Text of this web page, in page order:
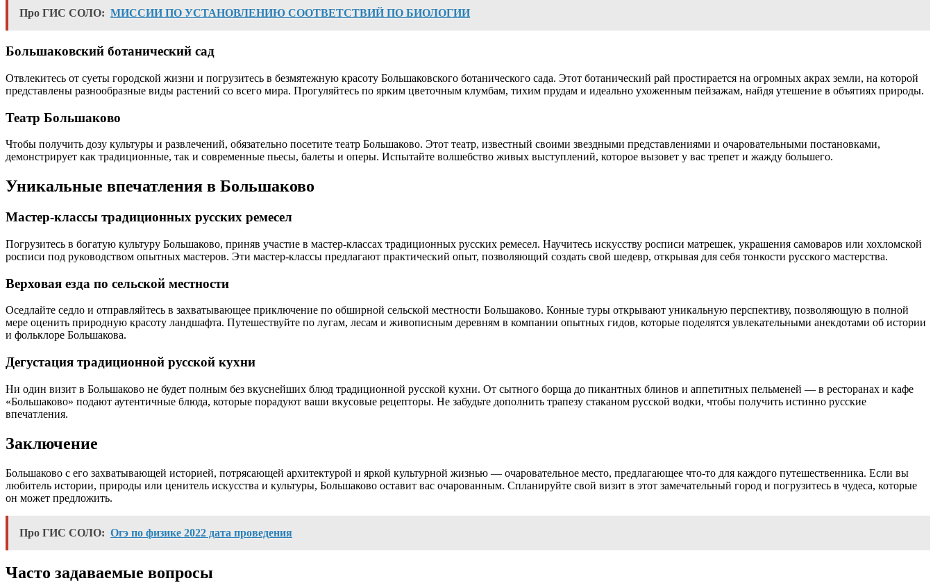
Про ГИС СОЛО: МИССИИ ПО УСТАНОВЛЕНИЮ СООТВЕТСТВИЙ ПО БИОЛОГИИ
Большаковский ботанический сад
Отвлекитесь от суеты городской жизни и погрузитесь в безмятежную красоту Большаковского ботанического сада. Этот ботанический рай простирается на огромных акрах земли, на которой
представлены разнообразные виды растений со всего мира. Прогуляйтесь по ярким цветочным клумбам, тихим прудам и идеально ухоженным пейзажам, найдя утешение в объятиях природы.
Театр Большаково
Чтобы получить дозу культуры и развлечений, обязательно посетите театр Большаково. Этот театр, известный своими звездными представлениями и очаровательными постановками,
демонстрирует как традиционные, так и современные пьесы, балеты и оперы. Испытайте волшебство живых выступлений, которое вызовет у вас трепет и жажду большего.
Уникальные впечатления в Большаково
Мастер-классы традиционных русских ремесел
Погрузитесь в богатую культуру Большаково, приняв участие в мастер-классах традиционных русских ремесел. Научитесь искусству росписи матрешек, украшения самоваров или хохломской
росписи под руководством опытных мастеров. Эти мастер-классы предлагают практический опыт, позволяющий создать свой шедевр, открывая для себя тонкости русского мастерства.
Верховая езда по сельской местности
Оседлайте седло и отправляйтесь в захватывающее приключение по обширной сельской местности Большаково. Конные туры открывают уникальную перспективу, позволяющую в полной
мере оценить природную красоту ландшафта. Путешествуйте по лугам, лесам и живописным деревням в компании опытных гидов, которые поделятся увлекательными анекдотами об истории
и фольклоре Большакова.
Дегустация традиционной русской кухни
Ни один визит в Большаково не будет полным без вкуснейших блюд традиционной русской кухни. От сытного борща до пикантных блинов и аппетитных пельменей — в ресторанах и кафе
«Большаково» подают аутентичные блюда, которые порадуют ваши вкусовые рецепторы. Не забудьте дополнить трапезу стаканом русской водки, чтобы получить истинно русские
впечатления.
Заключение
Большаково с его захватывающей историей, потрясающей архитектурой и яркой культурной жизнью — очаровательное место, предлагающее что-то для каждого путешественника. Если вы
любитель истории, природы или ценитель искусства и культуры, Большаково оставит вас очарованным. Спланируйте свой визит в этот замечательный город и погрузитесь в чудеса, которые
он может предложить.
Про ГИС СОЛО: Огэ по физике 2022 дата проведения
Часто задаваемые вопросы